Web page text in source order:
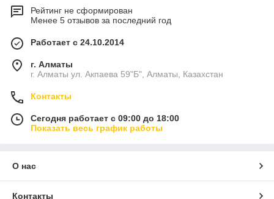
Рейтинг не сформирован
Менее 5 отзывов за последний год
Работает с 24.10.2014
г. Алматы
г. Алматы ул. Акпаева 59"Б", Алматы, Казахстан
Контакты
Сегодня работает с 09:00 до 18:00
Показать весь график работы
О нас
Контакты